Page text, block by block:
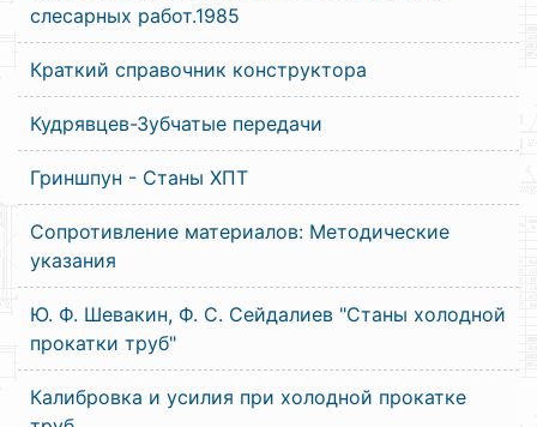
слесарных работ.1985
Краткий справочник конструктора
Кудрявцев-Зубчатые передачи
Гриншпун - Станы ХПТ
Сопротивление материалов: Методические
указания
Ю. Ф. Шевакин, Ф. С. Сейдалиев "Станы холодной
прокатки труб"
Калибровка и усилия при холодной прокатке